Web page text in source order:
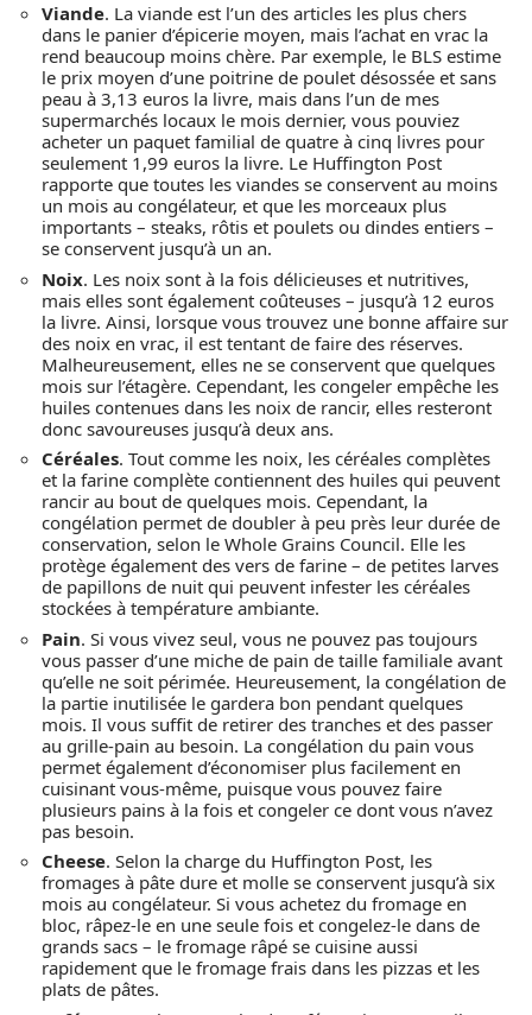
Viande. La viande est l’un des articles les plus chers
dans le panier d’épicerie moyen, mais l’achat en vrac la
rend beaucoup moins chère. Par exemple, le BLS estime
le prix moyen d’une poitrine de poulet désossée et sans
peau à 3,13 euros la livre, mais dans l’un de mes
supermarchés locaux le mois dernier, vous pouviez
acheter un paquet familial de quatre à cinq livres pour
seulement 1,99 euros la livre. Le Huffington Post
rapporte que toutes les viandes se conservent au moins
un mois au congélateur, et que les morceaux plus
importants – steaks, rôtis et poulets ou dindes entiers –
se conservent jusqu’à un an.
Noix. Les noix sont à la fois délicieuses et nutritives,
mais elles sont également coûteuses – jusqu’à 12 euros
la livre. Ainsi, lorsque vous trouvez une bonne affaire sur
des noix en vrac, il est tentant de faire des réserves.
Malheureusement, elles ne se conservent que quelques
mois sur l’étagère. Cependant, les congeler empêche les
huiles contenues dans les noix de rancir, elles resteront
donc savoureuses jusqu’à deux ans.
Céréales. Tout comme les noix, les céréales complètes
et la farine complète contiennent des huiles qui peuvent
rancir au bout de quelques mois. Cependant, la
congélation permet de doubler à peu près leur durée de
conservation, selon le Whole Grains Council. Elle les
protège également des vers de farine – de petites larves
de papillons de nuit qui peuvent infester les céréales
stockées à température ambiante.
Pain. Si vous vivez seul, vous ne pouvez pas toujours
vous passer d’une miche de pain de taille familiale avant
qu’elle ne soit périmée. Heureusement, la congélation de
la partie inutilisée le gardera bon pendant quelques
mois. Il vous suffit de retirer des tranches et des passer
au grille-pain au besoin. La congélation du pain vous
permet également d’économiser plus facilement en
cuisinant vous-même, puisque vous pouvez faire
plusieurs pains à la fois et congeler ce dont vous n’avez
pas besoin.
Cheese. Selon la charge du Huffington Post, les
fromages à pâte dure et molle se conservent jusqu’à six
mois au congélateur. Si vous achetez du fromage en
bloc, râpez-le en une seule fois et congelez-le dans de
grands sacs – le fromage râpé se cuisine aussi
rapidement que le fromage frais dans les pizzas et les
plats de pâtes.